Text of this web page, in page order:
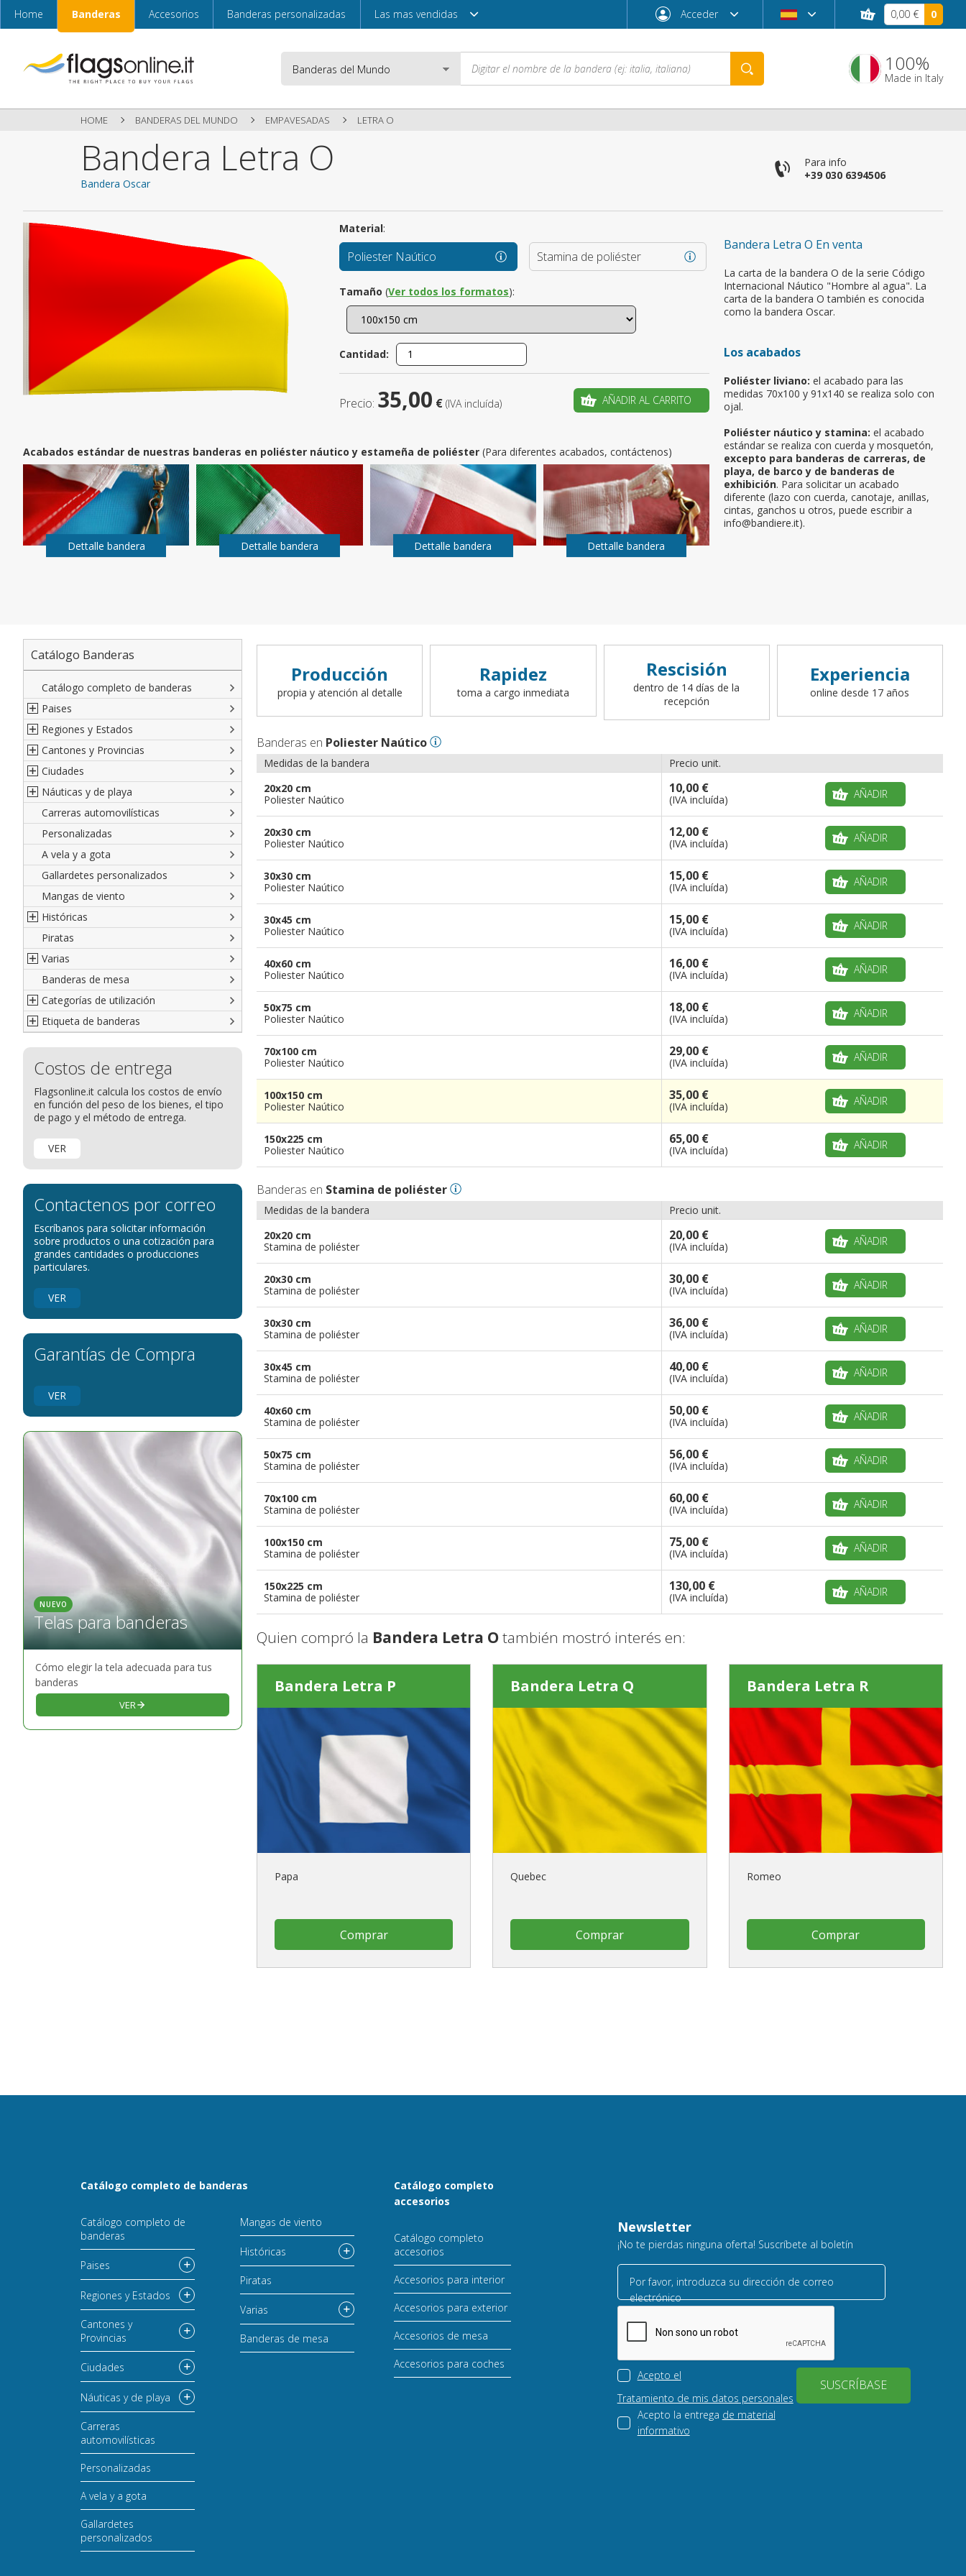
Home Banderas Accesorios Banderas personalizadas Las mas vendidas Acceder
Acceder
¿Es este tu primer pedido?
CREAR UNA NUEVA CUENTA
0,00 € 0
100%
Made in Italy
HOME BANDERAS DEL MUNDO EMPAVESADAS LETRA O
Bandera Letra O
Bandera Oscar
Para info
+39 030 6394506
Bandera Letra O En venta
La carta de la bandera O de la serie Código
Internacional Náutico "Hombre al agua". La
carta de la bandera O también es conocida
como la bandera Oscar.
Los acabados
Poliéster liviano: el acabado para las
medidas 70x100 y 91x140 se realiza solo con
ojal.
Poliéster náutico y stamina: el acabado
estándar se realiza con cuerda y mosquetón,
excepto para banderas de carreras, de
playa, de barco y de banderas de
exhibición. Para solicitar un acabado
diferente (lazo con cuerda, canotaje, anillas,
cintas, ganchos u otros, puede escribir a
info@bandiere.it).
Material:
Poliester Naútico Stamina de poliéster
Tamaño (Ver todos los formatos):
Cantidad:
Precio: 35,00 € (IVA incluída) AÑADIR AL CARRITO
Acabados estándar de nuestras banderas en poliéster náutico y estameña de poliéster (Para diferentes acabados, contáctenos)
Dettalle bandera Dettalle bandera Dettalle bandera Dettalle bandera
Catálogo Banderas
Catálogo completo de banderas
Paises
Norte América
América del Sur
Europa
Africa
Asia
Oceanía
Regiones y Estados
Regiones italianas
Estados de EEUU
Francesas
Españolas
Austríacas
Alemanas
Regiones del Mundo
Cantones y Provincias
Cantones suizos
Provincias italianas
provincias del Mundo
Territorios británicos de ultramar
Francia de ultramar
Provincias Españolas
Ciudades
Ciudades italianas
Ciudades francesas
Ciudades españolas
Ciudades del Mundo
Náuticas y de playa
Militares y Mercantes
Código náutico internacional
Empavesadas
De Playa
De cortesia
Carreras automovilísticas
Personalizadas
A vela y a gota
Gallardetes personalizados
Mangas de viento
Históricas
Francesas
Británicas
Italianas
Americanas
Resto del Mundo
Piratas
Varias
Banderas diplomáticas
Organizaciones internacionales
Publicitarias
Banderas de mesa
Categorías de utilización
Banderas publicitarias
banderas para barcos
banderas para eventos
banderas para bicicletas
Banderas para concesionarios
Banderas para tiendas
banderas para Palios
banderas para religiosas
Administraciones Públicas
Banderas para embajadas
banderas para parques
banderas para grupos musicales
Banderas para niños
Banderas para fiestas
Etiqueta de banderas
Glosario de banderas
Come disporre le bandiere
Dimensiones de las banderas
Costos de entrega
Flagsonline.it calcula los costos de envío
en función del peso de los bienes, el tipo
de pago y el método de entrega.
VER
Contactenos por correo
Escríbanos para solicitar información
sobre productos o una cotización para
grandes cantidades o producciones
particulares.
VER
Garantías de Compra
VER
NUEVO
Telas para banderas
Cómo elegir la tela adecuada para tus
banderas
VER
Producción
propia y atención al detalle
Rapidez
toma a cargo inmediata
Rescisión
dentro de 14 días de la
recepción
Experiencia
online desde 17 años
Banderas en Poliester Naútico
Medidas de la bandera
Precio unit.
20x20 cm
Poliester Naútico
10,00 €
(IVA incluída) AÑADIR
20x30 cm
Poliester Naútico
12,00 €
(IVA incluída) AÑADIR
30x30 cm
Poliester Naútico
15,00 €
(IVA incluída) AÑADIR
30x45 cm
Poliester Naútico
15,00 €
(IVA incluída) AÑADIR
40x60 cm
Poliester Naútico
16,00 €
(IVA incluída) AÑADIR
50x75 cm
Poliester Naútico
18,00 €
(IVA incluída) AÑADIR
70x100 cm
Poliester Naútico
29,00 €
(IVA incluída) AÑADIR
100x150 cm
Poliester Naútico
35,00 €
(IVA incluída) AÑADIR
150x225 cm
Poliester Naútico
65,00 €
(IVA incluída) AÑADIR
Banderas en Stamina de poliéster
Medidas de la bandera
Precio unit.
20x20 cm
Stamina de poliéster
20,00 €
(IVA incluída) AÑADIR
20x30 cm
Stamina de poliéster
30,00 €
(IVA incluída) AÑADIR
30x30 cm
Stamina de poliéster
36,00 €
(IVA incluída) AÑADIR
30x45 cm
Stamina de poliéster
40,00 €
(IVA incluída) AÑADIR
40x60 cm
Stamina de poliéster
50,00 €
(IVA incluída) AÑADIR
50x75 cm
Stamina de poliéster
56,00 €
(IVA incluída) AÑADIR
70x100 cm
Stamina de poliéster
60,00 €
(IVA incluída) AÑADIR
100x150 cm
Stamina de poliéster
75,00 €
(IVA incluída) AÑADIR
150x225 cm
Stamina de poliéster
130,00 €
(IVA incluída) AÑADIR
Quien compró la Bandera Letra Otambién mostró interés en:
Bandera Letra P
Papa
Comprar
Bandera Letra Q
Quebec
Comprar
Bandera Letra R
Romeo
Comprar
Catálogo completo de banderas
Catálogo completo de
banderas
Paises
Regiones y Estados
Cantones y
Provincias
Ciudades
Náuticas y de playa
Carreras
automovilísticas
Personalizadas
A vela y a gota
Gallardetes
personalizados
Mangas de viento
Históricas
Piratas
Varias
Banderas de mesa
Catálogo completo
accesorios
Catálogo completo
accesorios
Accesorios para interior
Accesorios para exterior
Accesorios de mesa
Accesorios para coches
Newsletter
¡No te pierdas ninguna oferta! Suscríbete al boletín
Por favor, introduzca su dirección de correo
electrónico
Acepto el
Tratamiento de mis datos personales
Acepto la entrega de material
informativo
SUSCRÍBASE